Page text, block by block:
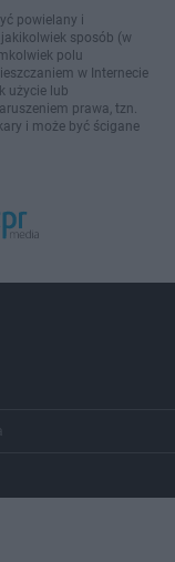
powielany i
sposób (w
polu
w Internecie
użycie lub
prawa, tzn.
i może być ścigane